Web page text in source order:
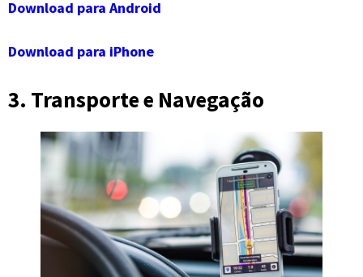
Download para Android
Download para iPhone
3. Transporte e Navegação